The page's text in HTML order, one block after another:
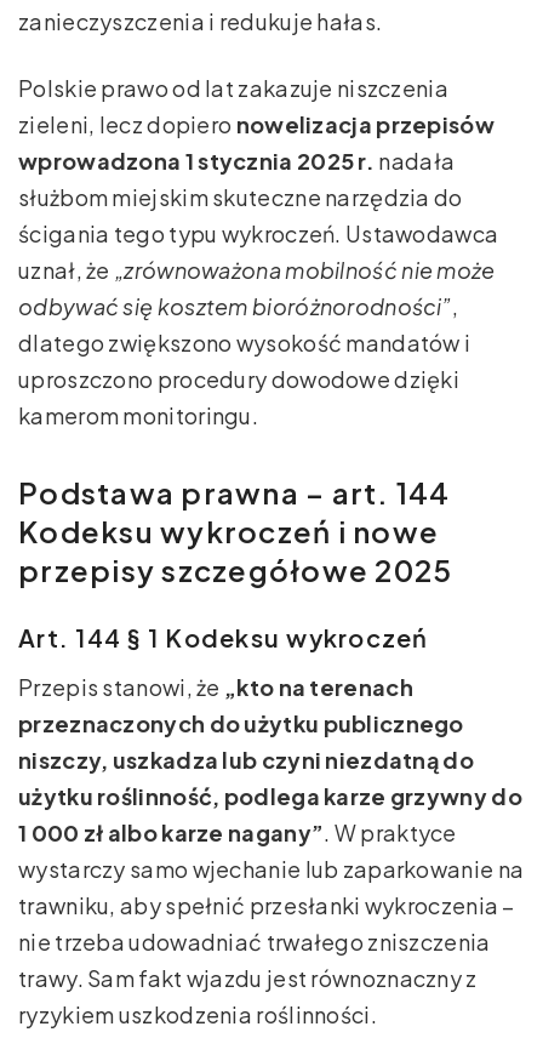
zanieczyszczenia i redukuje hałas.
Polskie prawo od lat zakazuje niszczenia
zieleni, lecz dopiero nowelizacja przepisów
wprowadzona 1 stycznia 2025 r. nadała
służbom miejskim skuteczne narzędzia do
ścigania tego typu wykroczeń. Ustawodawca
uznał, że „zrównoważona mobilność nie może
odbywać się kosztem bioróżnorodności”,
dlatego zwiększono wysokość mandatów i
uproszczono procedury dowodowe dzięki
kamerom monitoringu.
Podstawa prawna – art. 144
Kodeksu wykroczeń i nowe
przepisy szczegółowe 2025
Art. 144 § 1 Kodeksu wykroczeń
Przepis stanowi, że „kto na terenach
przeznaczonych do użytku publicznego
niszczy, uszkadza lub czyni niezdatną do
użytku roślinność, podlega karze grzywny do
1 000 zł albo karze nagany”. W praktyce
wystarczy samo wjechanie lub zaparkowanie na
trawniku, aby spełnić przesłanki wykroczenia –
nie trzeba udowadniać trwałego zniszczenia
trawy. Sam fakt wjazdu jest równoznaczny z
ryzykiem uszkodzenia roślinności.